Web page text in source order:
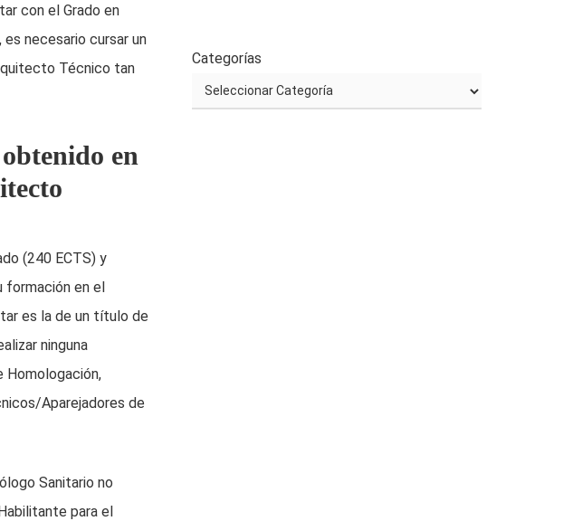
con el Grado en
necesario cursar un
Técnico tan
en
(240 ECTS) y
formación en el
es la de un título de
ninguna
Homologación,
Aparejadores de
Sanitario no
para el
Categorías